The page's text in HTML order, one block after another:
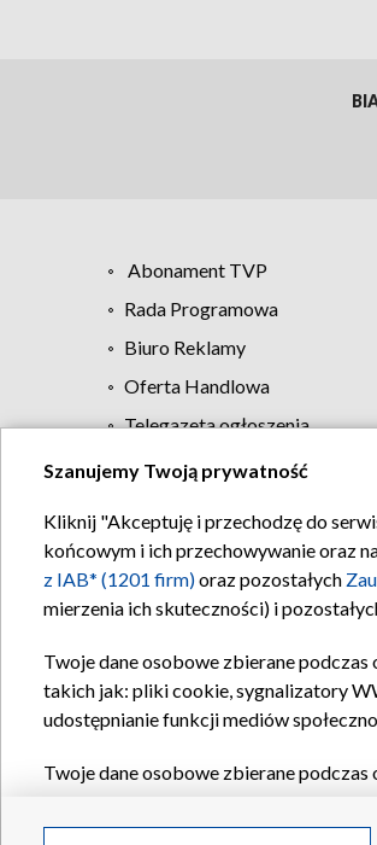
Abonament TVP
Rada Programowa
Biuro Reklamy
Oferta Handlowa
Telegazeta ogłoszenia
Szanujemy Twoją prywatność
Kliknij "Akceptuję i przechodzę do
końcowym i ich przechowywanie oraz
z IAB* (1201 firm)oraz pozostałych
mierzenia ich skuteczności) i
Twoje dane osobowe zbierane
takich jak: pliki cookie, sygnalizatory
udostępnianie funkcji mediów
Twoje dane osobowe zbierane
Partnerów TVPdla realizacji